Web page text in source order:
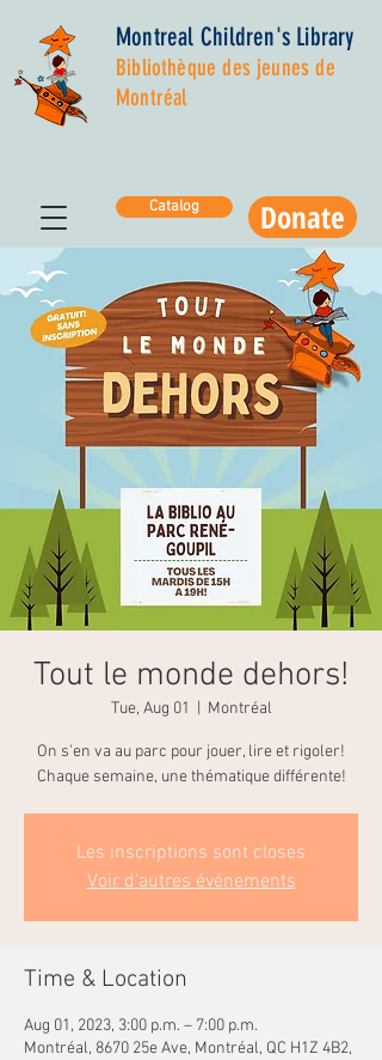
Montreal Children's Library
Bibliothèque des jeunes de
Montréal
Catalog Donate
Tout le monde dehors!
Tue, Aug 01 Montréal
On s'en va au parc pour jouer, lire et rigoler!
Chaque semaine, une thématique différente!
Les inscriptions sont closes
Voir d'autres événements
Time & Location
Aug 01, 2023, 3:00 p.m. – 7:00 p.m.
Montréal, 8670 25e Ave, Montréal, QC H1Z 4B2,